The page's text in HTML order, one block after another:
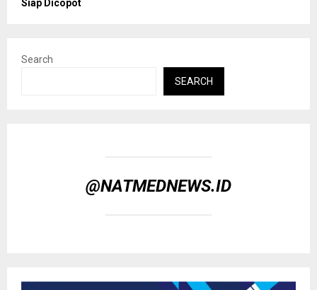
Siap Dicopot
Search
SEARCH
@NATMEDNEWS.ID